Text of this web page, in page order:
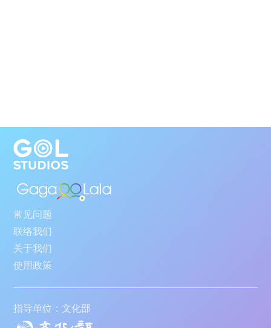
常见问题
联络我们
关于我们
使用政策
指导单位：文化部